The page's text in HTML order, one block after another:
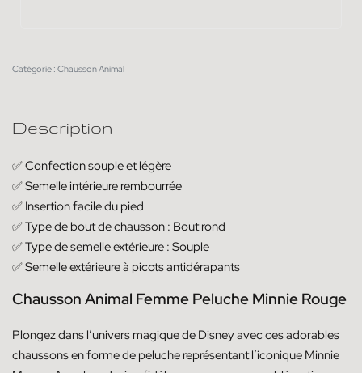
Catégorie : Chausson Animal
Description
✅ Confection souple et légère
✅ Semelle intérieure rembourrée
✅ Insertion facile du pied
✅ Type de bout de chausson : Bout rond
✅ Type de semelle extérieure : Souple
✅ Semelle extérieure à picots antidérapants
Chausson Animal Femme Peluche Minnie Rouge
Plongez dans l’univers magique de Disney avec ces adorables
chaussons en forme de peluche représentant l’iconique Minnie